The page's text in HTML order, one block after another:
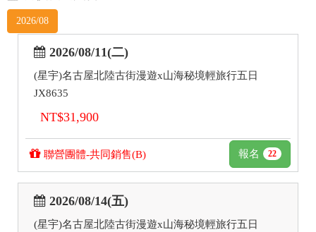
2026/08
2026/08/11(二)
(星宇)名古屋北陸古街漫遊x山海秘境輕旅行五日
JX8635
NT$31,900
報名 22
聯營團體-共同銷售(B)
2026/08/14(五)
(星宇)名古屋北陸古街漫遊x山海秘境輕旅行五日